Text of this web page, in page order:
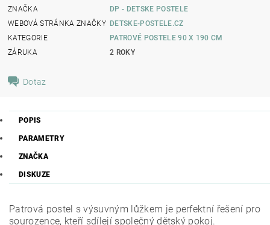
ZNAČKA
DP - DETSKE POSTELE
WEBOVÁ STRÁNKA ZNAČKY DETSKE-POSTELE.CZ
KATEGORIE
PATROVÉ POSTELE 90 X 190 CM
ZÁRUKA
2 ROKY
Dotaz
POPIS
PARAMETRY
ZNAČKA
DISKUZE
Patrová postel s výsuvným lůžkem je perfektní řešení pro
sourozence, kteří sdílejí společný dětský pokoj.